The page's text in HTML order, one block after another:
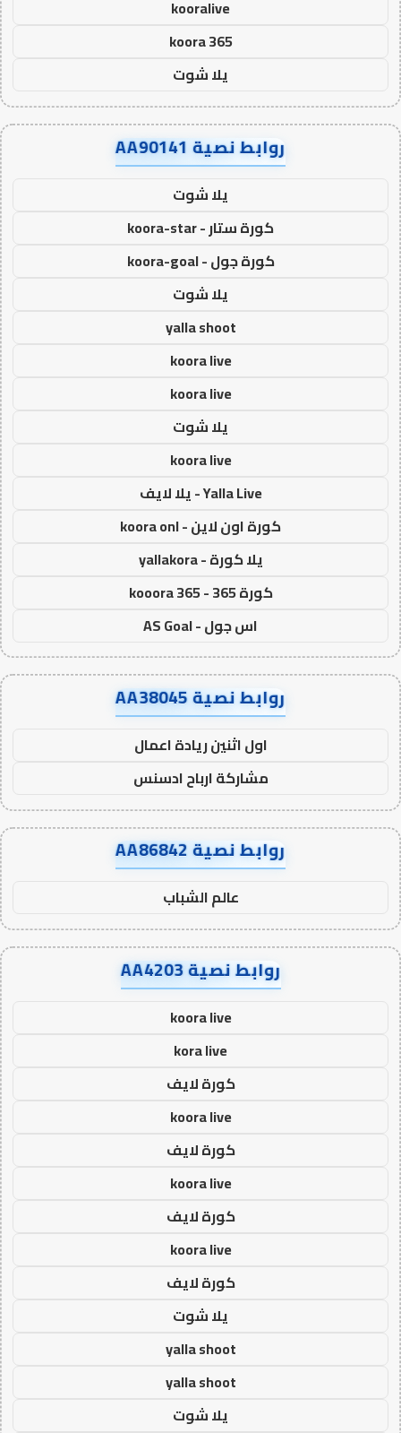
kooralive
koora 365
يلا شوت
روابط نصية AA90141
يلا شوت
كورة ستار - koora-star
كورة جول - koora-goal
يلا شوت
yalla shoot
koora live
koora live
يلا شوت
koora live
Yalla Live - يلا لايف
كورة اون لاين - koora onl
يلا كورة - yallakora
كورة 365 - kooora 365
اس جول - AS Goal
روابط نصية AA38045
اول اثنين ريادة اعمال
مشاركة ارباح ادسنس
روابط نصية AA86842
عالم الشباب
روابط نصية AA4203
koora live
kora live
كورة لايف
koora live
كورة لايف
koora live
كورة لايف
koora live
كورة لايف
يلا شوت
yalla shoot
yalla shoot
يلا شوت